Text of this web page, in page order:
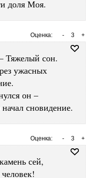
доля Моя.
Оценка: +
3
-
Тяжелый сон.
ужасных
он –
сновидение.
Оценка: +
3
-
сей,